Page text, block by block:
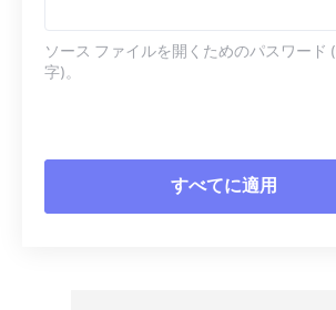
ソース ファイルを開くためのパスワード
字)。
すべてに適用